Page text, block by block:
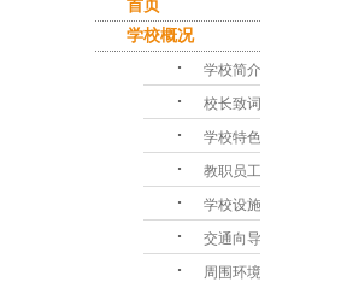
首页
学校概况
･ 学校简介
･ 校长致词
･ 学校特色
･ 教职员工
･ 学校设施
･ 交通向导
･ 周围环境